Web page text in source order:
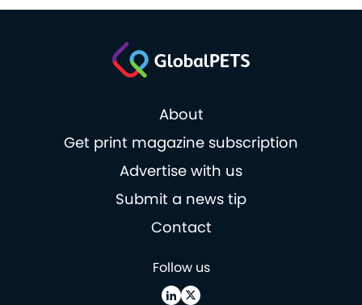
About
Get print magazine subscription
Advertise with us
Submit a news tip
Contact
Follow us